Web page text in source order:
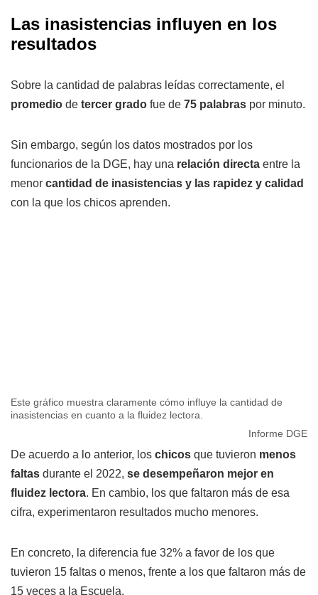
Las inasistencias influyen en los
resultados
Sobre la cantidad de palabras leídas correctamente, el
promedio de tercer grado fue de 75 palabras por minuto.
Sin embargo, según los datos mostrados por los
funcionarios de la DGE, hay una relación directa entre la
menor cantidad de inasistencias y las rapidez y calidad
con la que los chicos aprenden.
Este gráfico muestra claramente cómo influye la cantidad de
inasistencias en cuanto a la fluidez lectora.
Informe DGE
De acuerdo a lo anterior, los chicos que tuvieron menos
faltas durante el 2022, se desempeñaron mejor en
fluidez lectora. En cambio, los que faltaron más de esa
cifra, experimentaron resultados mucho menores.
En concreto, la diferencia fue 32% a favor de los que
tuvieron 15 faltas o menos, frente a los que faltaron más de
15 veces a la Escuela.